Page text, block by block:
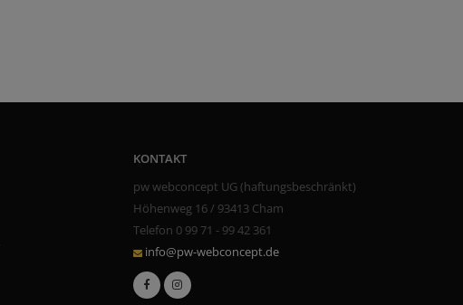
KONTAKT
pw webconcept UG (haftungsbeschränkt)
Höhenweg 16 / 93413 Cham
Telefon 0 99 71 - 99 42 361
info@pw-webconcept.de